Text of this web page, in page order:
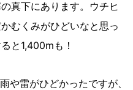
真下にあります。ウチヒ
むくみがひどいなと思っ
と 1,400m も！
や雷がひどかったですが、